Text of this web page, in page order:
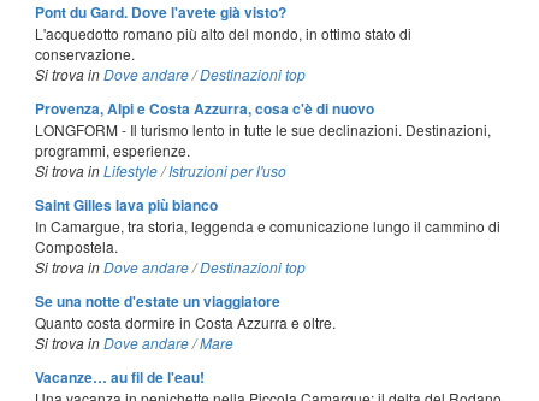
Pont du Gard. Dove l'avete già visto?
L'acquedotto romano più alto del mondo, in ottimo stato di
conservazione.
Si trova in Dove andare /Destinazioni top
Provenza, Alpi e Costa Azzurra, cosa c'è di nuovo
LONGFORM - Il turismo lento in tutte le sue declinazioni. Destinazioni,
programmi, esperienze.
Si trova in Lifestyle /Istruzioni per l'uso
Saint Gilles lava più bianco
In Camargue, tra storia, leggenda e comunicazione lungo il cammino di
Compostela.
Si trova in Dove andare /Destinazioni top
Se una notte d'estate un viaggiatore
Quanto costa dormire in Costa Azzurra e oltre.
Si trova in Dove andare /Mare
Vacanze… au fil de l'eau!